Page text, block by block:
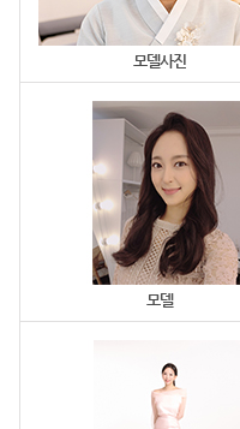
모델사진
모델